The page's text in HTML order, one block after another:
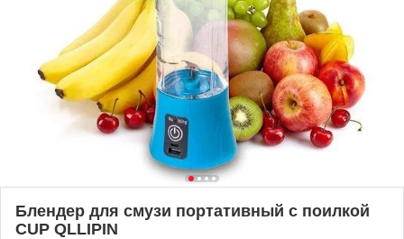
Блендер для смузи портативный с поилкой
CUP QLLIPIN